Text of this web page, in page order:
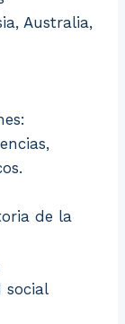
Australia,
de la
social